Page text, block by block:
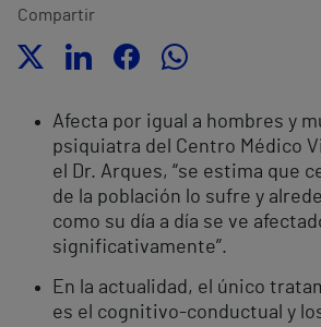
Compartir
Afecta por igual a hombres y
psiquiatra del Centro Médico
el Dr. Arques, “se estima que
de la población lo sufre y
como su día a día se ve
significativamente”.
En la actualidad, el único
es el cognitivo-conductual y